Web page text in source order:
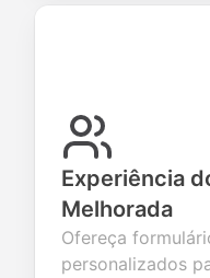
Experiência
Melhorada
Ofereça
personalizados